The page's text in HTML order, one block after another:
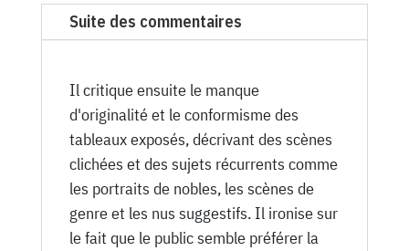
931
du
Enchaîné
1934
Suite des commentaires
Il critique ensuite le manque
d'originalité et le conformisme des
tableaux exposés, décrivant des scènes
clichées et des sujets récurrents comme
les portraits de nobles, les scènes de
genre et les nus suggestifs. Il ironise sur
le fait que le public semble préférer la